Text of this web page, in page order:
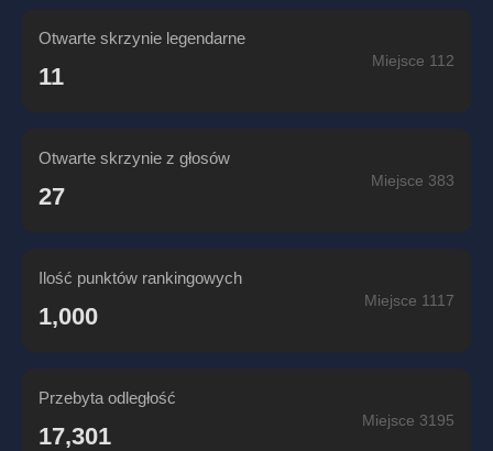
Otwarte skrzynie legendarne
11
Miejsce 112
Otwarte skrzynie z głosów
27
Miejsce 383
Ilość punktów rankingowych
1,000
Miejsce 1117
Przebyta odległość
17,301
Miejsce 3195